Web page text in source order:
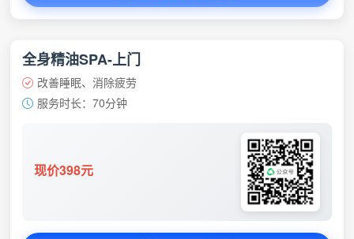
全身精油SPA-上门
改善睡眠、消除疲劳
服务时长：70分钟
现价398元